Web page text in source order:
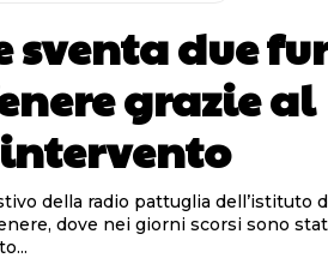
sventa due
grazie al
della radio pattuglia dell’istituto
dove nei giorni scorsi sono